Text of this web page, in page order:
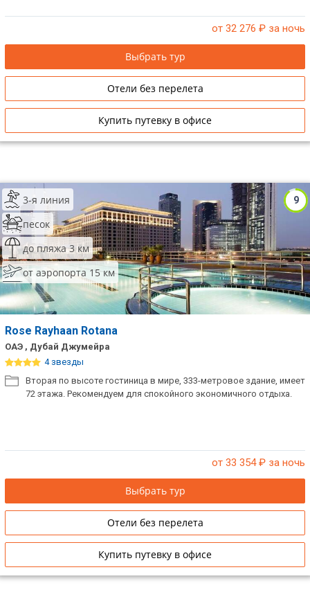
от 32 276 ₽ за ночь
Выбрать тур
Отели без перелета
Купить путевку в офисе
9
3-я линия
песок
до пляжа 3 км
от аэропорта 15 км
Rose Rayhaan Rotana
ОАЭ , Дубай Джумейра
4 звезды
Вторая по высоте гостиница в мире, 333-метровое здание, имеет
72 этажа. Рекомендуем для спокойного экономичного отдыха.
от 33 354₽ за ночь
Выбрать тур
Отели без перелета
Купить путевку в офисе